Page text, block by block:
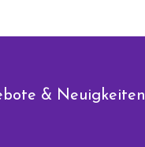
& Neuigkeiten